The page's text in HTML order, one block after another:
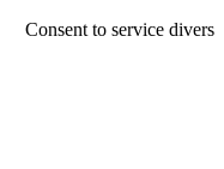
Consent to service divers